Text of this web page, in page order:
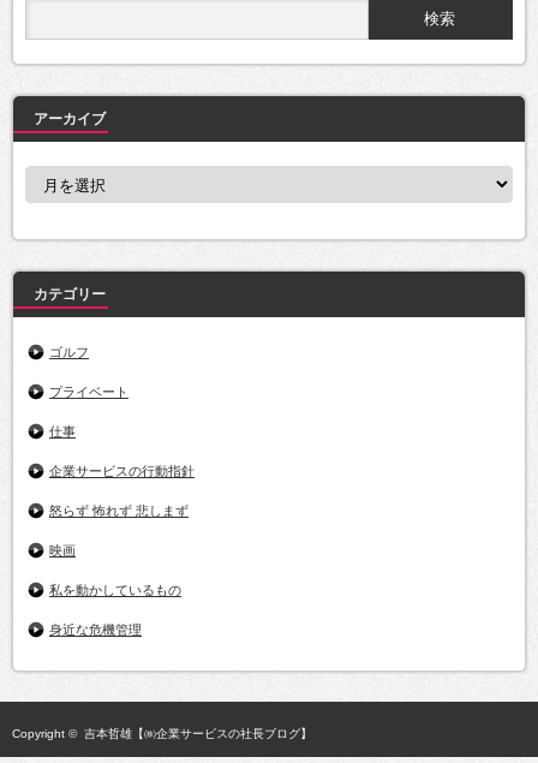
アーカイブ
ア
ブ
カテゴリー
ゴルフ
プライベート
仕事
企業サービスの行動指針
怒らず 怖れず 悲しまず
映画
私を動かしているもの
身近な危機管理
Copyright © 吉本哲雄【㈱企業サービスの社長ブログ】